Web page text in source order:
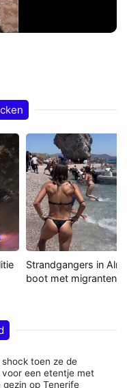
Strandgangers in
boot met migranten
toen ze de
voor een etentje met
gezin op Tenerife